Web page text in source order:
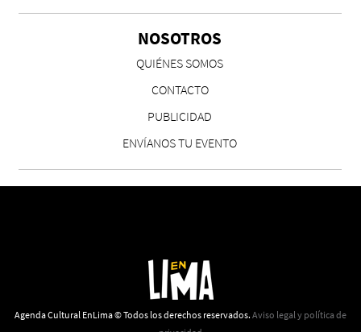
CS, de José María Salazar
Invitadxs EnLima
Reseña: Lienzos de Solobones
Marco Yanayaco ...
NOSOTROS
QUIÉNES SOMOS
CONTACTO
PUBLICIDAD
ENVÍANOS TU EVENTO
Agenda Cultural EnLima © Todos los derechos reservados. Aviso legal y política de